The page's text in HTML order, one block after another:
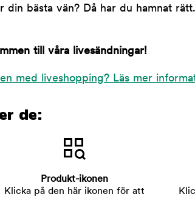
din bästa vän? Då har du hamnat
till våra livesändningar!
med liveshopping? Läs mer
de:
Produkt-ikonen
Klicka på den här ikonen för att